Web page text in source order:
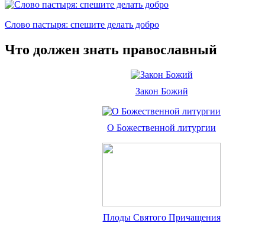
Слово пастыря: спешите делать добро
Что должен знать православный
Закон Божий
О Божественной литургии
Плоды Святого Причащения